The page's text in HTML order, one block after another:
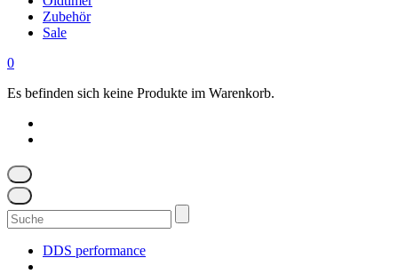
Zubehör
Sale
0
Es befinden sich keine Produkte im Warenkorb.
Suchen
nach:
DDS performance